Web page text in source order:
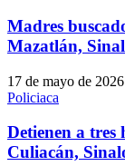
Madres
Mazatlán,
17 de mayo de 2026
Policiaca
Detienen a tres
Culiacán,